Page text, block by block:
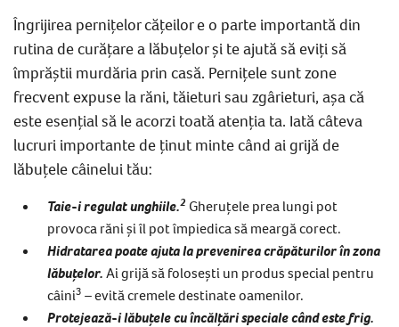
Îngrijirea pernițelor cățeilor e o parte importantă din
rutina de curățare a lăbuțelor și te ajută să eviți să
împrăștii murdăria prin casă. Pernițele sunt zone
frecvent expuse la răni, tăieturi sau zgârieturi, așa că
este esențial să le acorzi toată atenția ta. Iată câteva
lucruri importante de ținut minte când ai grijă de
lăbuțele câinelui tău:
Taie-i regulat unghiile.2 Gheruțele prea lungi pot
provoca răni și îl pot împiedica să meargă corect.
Hidratarea poate ajuta la prevenirea crăpăturilor în zona
lăbuțelor. Ai grijă să folosești un produs special pentru
câini3 – evită cremele destinate oamenilor.
Protejează-i lăbuțele cu încălțări speciale când este frig.